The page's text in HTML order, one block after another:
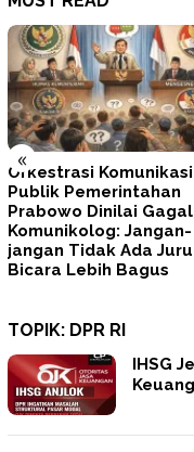
« Agenda Strategis
APBN 2026:
Komoditas,
Pangan, dan Arah
Keberpihakan
TOPIK: DPR RI
IHSG